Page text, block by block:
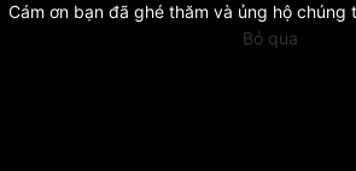
Cám ơn bạn đã ghé thăm và ủng hộ chúng
Bỏ qua